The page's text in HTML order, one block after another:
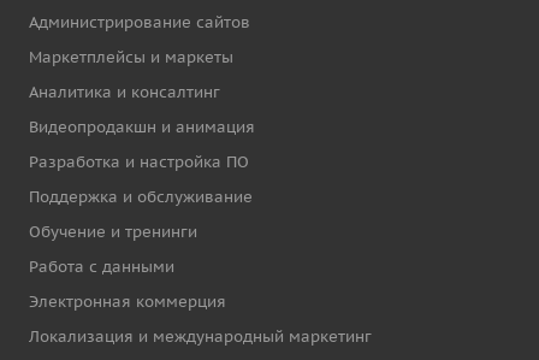
Администрирование сайтов
Маркетплейсы и маркеты
Аналитика и консалтинг
Видеопродакшн и анимация
Разработка и настройка ПО
Поддержка и обслуживание
Обучение и тренинги
Работа с данными
Электронная коммерция
Локализация и международный маркетинг